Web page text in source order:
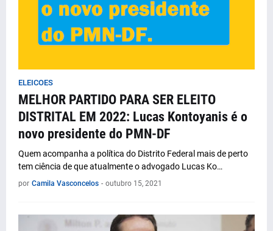
ELEICOES
MELHOR PARTIDO PARA SER ELEITO
DISTRITAL EM 2022: Lucas Kontoyanis é o
novo presidente do PMN-DF
Quem acompanha a política do Distrito Federal mais de perto
tem ciência de que atualmente o advogado Lucas Ko…
por Camila Vasconcelos - outubro 15, 2021